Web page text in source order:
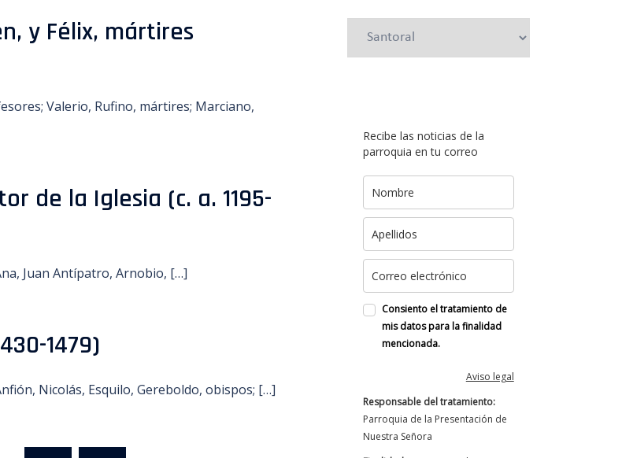
y Félix, mártires
Valerio, Rufino, mártires; Marciano,
de la Iglesia (c. a. 1195-
Juan Antípatro, Arnobio, […]
1479)
Nicolás, Esquilo, Gereboldo, obispos; […]
Categorías
Recibe las noticias de la
parroquia en tu correo
Consiento el tratamiento de
mis datos para la finalidad
mencionada.
Aviso legal
Responsable del tratamiento:
Parroquia de la Presentación de
Nuestra Señora